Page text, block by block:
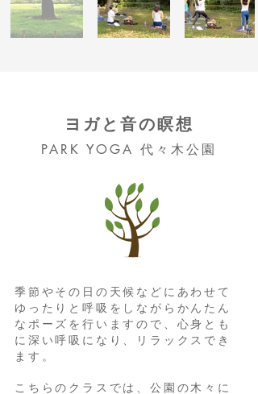
ヨガと音の瞑想
PARK YOGA 代々木公園
季節やその日の天候などにあわせて
ゆったりと呼吸をしながらかんたん
なポーズを行いますので、心身とも
に深い呼吸になり、リラックスでき
ます。
こちらのクラスでは、公園の木々に